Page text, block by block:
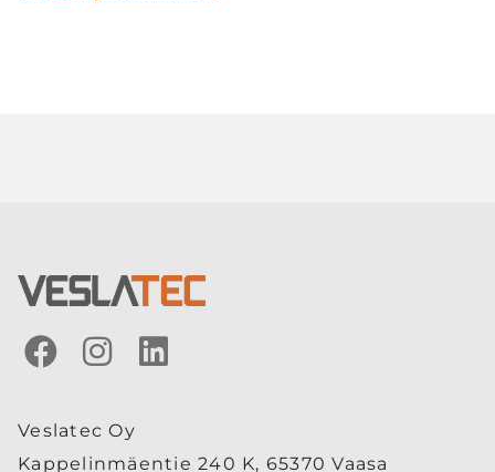
Veslatec Oy
Kappelinmäentie 240 K, 65370 Vaasa